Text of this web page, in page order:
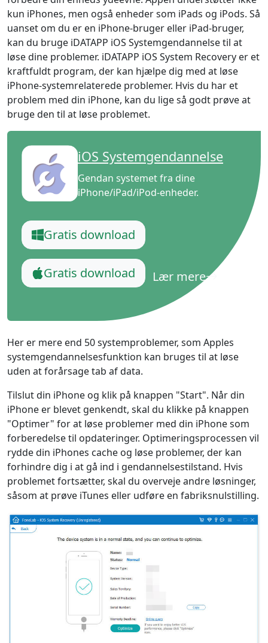
kun iPhones, men også enheder som iPads og iPods. Så
uanset om du er en iPhone-bruger eller iPad-bruger,
kan du bruge iDATAPP iOS Systemgendannelse til at
løse dine problemer. iDATAPP iOS System Recovery er et
kraftfuldt program, der kan hjælpe dig med at løse
iPhone-systemrelaterede problemer. Hvis du har et
problem med din iPhone, kan du lige så godt prøve at
bruge den til at løse problemet.
iOS Systemgendannelse
Gendan systemet fra dine
iPhone/iPad/iPod-enheder.
Gratis download
Gratis download Lær mere
Her er mere end 50 systemproblemer, som Apples
systemgendannelsesfunktion kan bruges til at løse
uden at forårsage tab af data.
Tilslut din iPhone og klik på knappen "Start". Når din
iPhone er blevet genkendt, skal du klikke på knappen
"Optimer" for at løse problemer med din iPhone som
forberedelse til opdateringer. Optimeringsprocessen vil
rydde din iPhones cache og løse problemer, der kan
forhindre dig i at gå ind i gendannelsestilstand. Hvis
problemet fortsætter, skal du overveje andre løsninger,
såsom at prøve iTunes eller udføre en fabriksnulstilling.